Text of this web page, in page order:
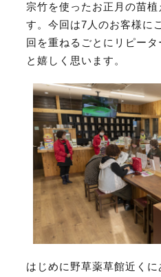
宗竹を使ったお正月の苗
す。今回は7人のお客様に
回を重ねるごとにリピー
と嬉しく思います。
はじめに野草薬草館近く